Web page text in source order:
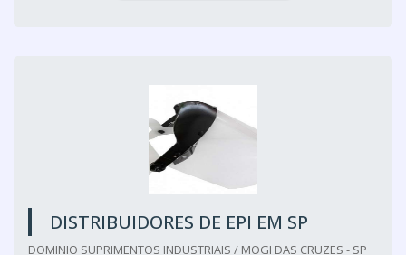
DISTRIBUIDORES DE EPI EM SP
DOMINIO SUPRIMENTOS INDUSTRIAIS / MOGI DAS CRUZES - SP